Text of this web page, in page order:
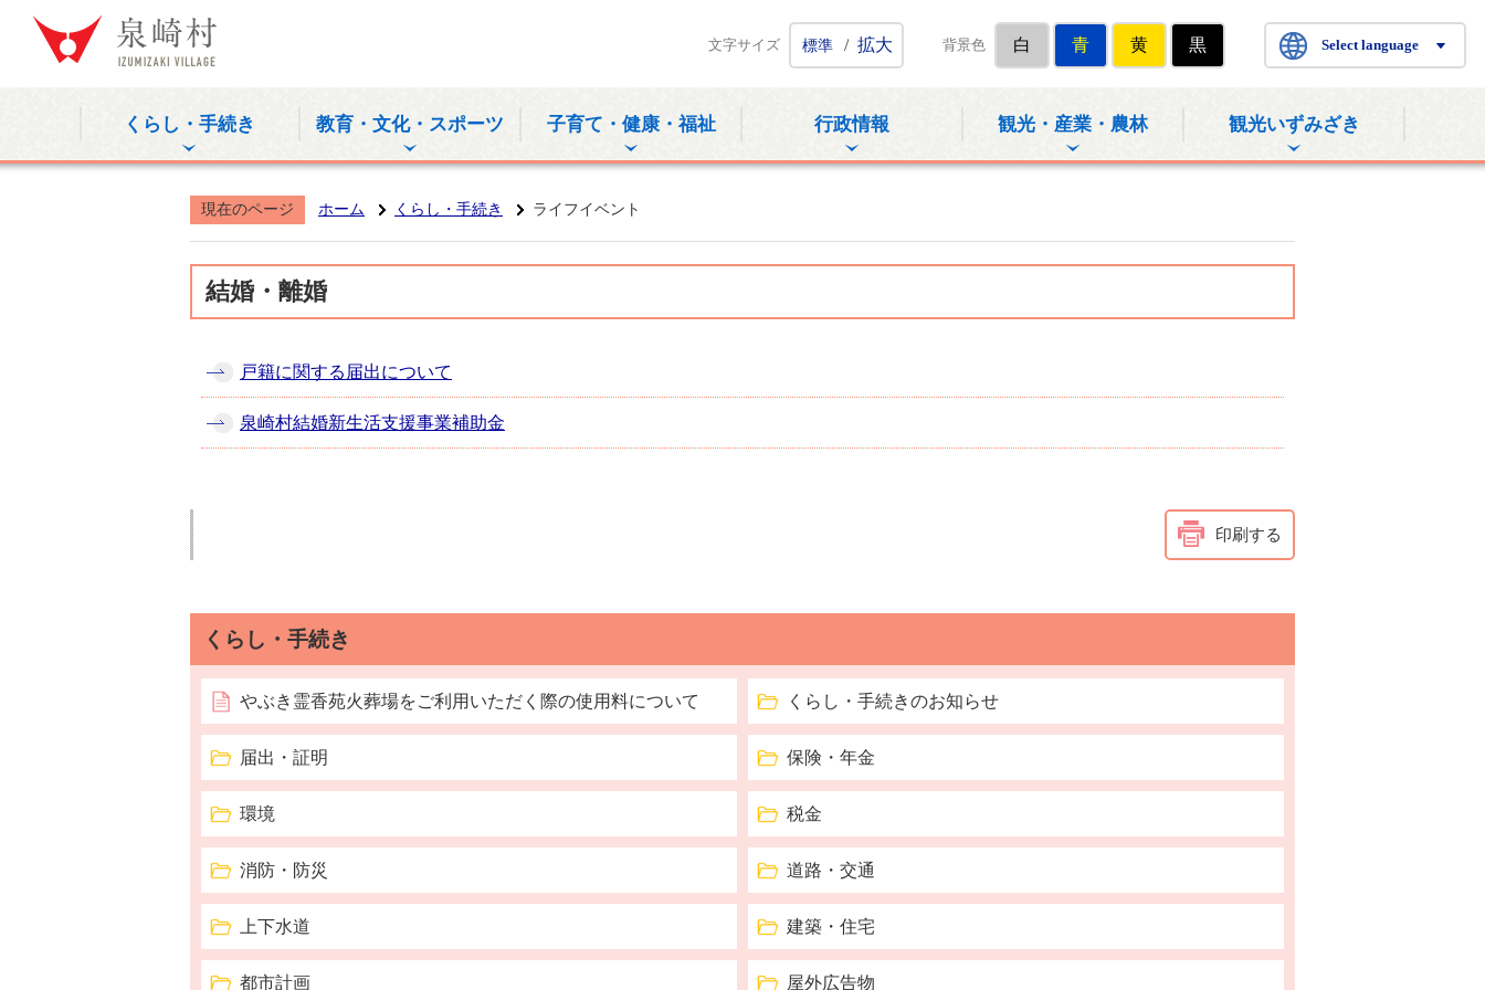
文字サイズ 標準 / 拡大 背景色 白 青 黄 黒 Select language
くらし・手続き 教育・文化・スポーツ 子育て・健康・福祉 行政情報 観光・産業・農林 観光いずみざき
現在のページ ホーム くらし・手続き ライフイベント
結婚・離婚
戸籍に関する届出について
泉崎村結婚新生活支援事業補助金
印刷する
くらし・手続き
やぶき霊香苑火葬場をご利用いただく際の使用料について くらし・手続きのお知らせ
届出・証明 保険・年金
環境 税金
消防・防災 道路・交通
上下水道 建築・住宅
都市計画 屋外広告物